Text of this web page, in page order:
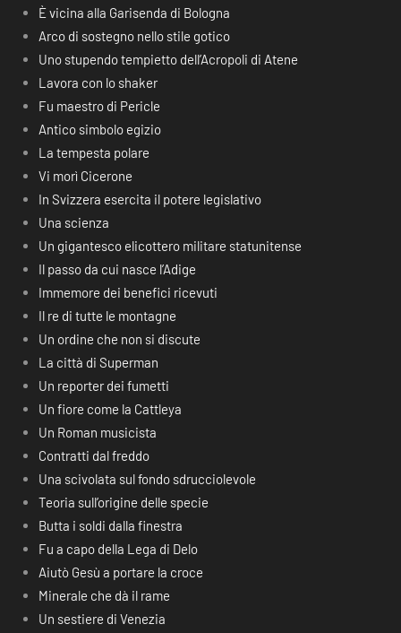
È vicina alla Garisenda di Bologna
Arco di sostegno nello stile gotico
Uno stupendo tempietto dell’Acropoli di Atene
Lavora con lo shaker
Fu maestro di Pericle
Antico simbolo egizio
La tempesta polare
Vi morì Cicerone
In Svizzera esercita il potere legislativo
Una scienza
Un gigantesco elicottero militare statunitense
Il passo da cui nasce l’Adige
Immemore dei benefici ricevuti
Il re di tutte le montagne
Un ordine che non si discute
La città di Superman
Un reporter dei fumetti
Un fiore come la Cattleya
Un Roman musicista
Contratti dal freddo
Una scivolata sul fondo sdrucciolevole
Teoria sull’origine delle specie
Butta i soldi dalla finestra
Fu a capo della Lega di Delo
Aiutò Gesù a portare la croce
Minerale che dà il rame
Un sestiere di Venezia